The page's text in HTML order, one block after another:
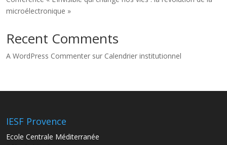
microélectronique »
Recent Comments
A WordPress Commenter sur Calendrier institutionnel
IESF Provence
Ecole Centrale Méditerranée